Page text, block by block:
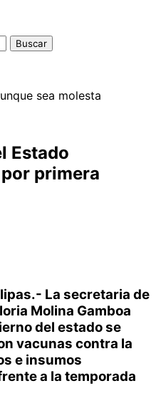
sea molesta
Estado
primera
La secretaria de
Molina Gamboa
del estado se
vacunas contra la
e insumos
a la temporada